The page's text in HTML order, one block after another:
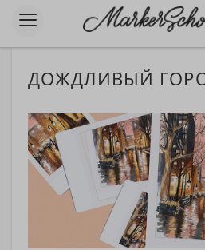
ДОЖДЛИВЫЙ